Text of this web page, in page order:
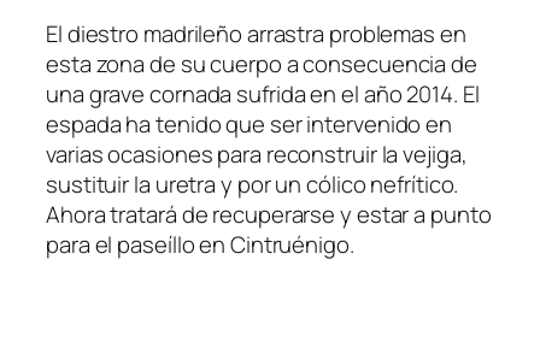
El diestro madrileño arrastra problemas en
esta zona de su cuerpo a consecuencia de
una grave cornada sufrida en el año 2014. El
espada ha tenido que ser intervenido en
varias ocasiones para reconstruir la vejiga,
sustituir la uretra y por un cólico nefrítico.
Ahora tratará de recuperarse y estar a punto
para el paseíllo en Cintruénigo.